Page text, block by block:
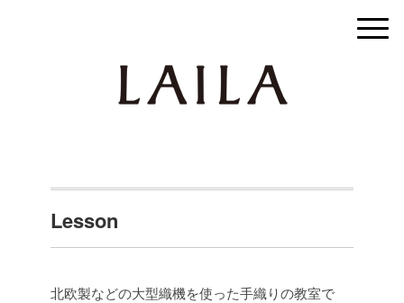
Lesson
北欧製などの大型織機を使った手織りの教室で